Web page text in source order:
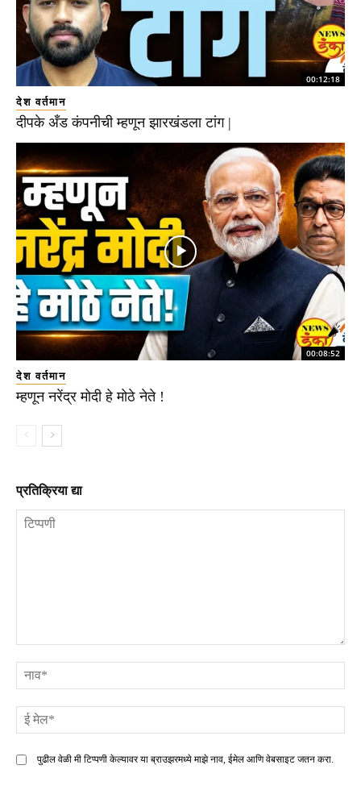
00:12:18
देश वर्तमान
दीपके अँड कंपनीची म्हणून झारखंडला टांग |
00:08:52
देश वर्तमान
म्हणून नरेंद्र मोदी हे मोठे नेते !
प्रतिक्रिया द्या
पुढील वेळी मी टिप्पणी केल्यावर या ब्राउझरमध्ये माझे नाव, ईमेल आणि वेबसाइट जतन करा.